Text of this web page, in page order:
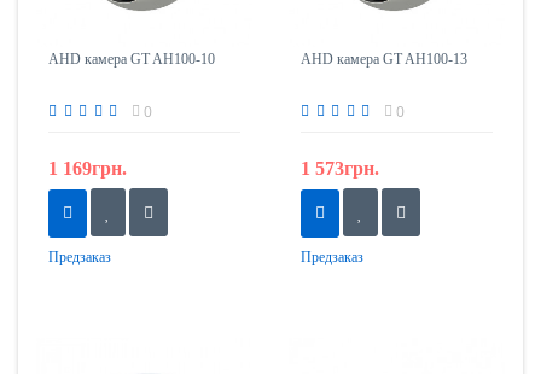
AHD камера GT AH100-10
0
1 169грн.
Предзаказ
AHD камера GT AH100-13
0
1 573грн.
Предзаказ